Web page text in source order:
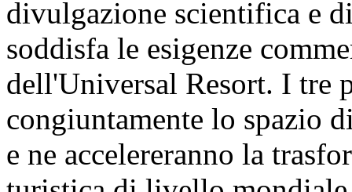
divulgazione scientifica e
soddisfa le esigenze
dell'Universal Resort. I tre
congiuntamente lo spazio
e ne accelereranno la